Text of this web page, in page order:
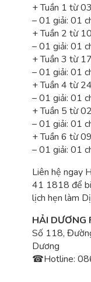
+ Tuần 1 từ
– 01 giải: 01
+ Tuần 2 từ
– 01 giải: 01
+ Tuần 3 từ
– 01 giải: 01
+ Tuần 4 từ
– 01 giải: 01
+ Tuần 5 từ
– 01 giải: 01
+ Tuần 6 từ
– 01 giải: 01
Liên hệ ngay
41 1818 để
lịch hẹn làm
HẢI DƯƠNG
Số 118,
Dương
☎Hotline: